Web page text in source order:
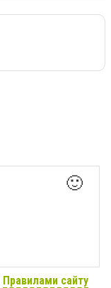
🙂
Правилами сайту